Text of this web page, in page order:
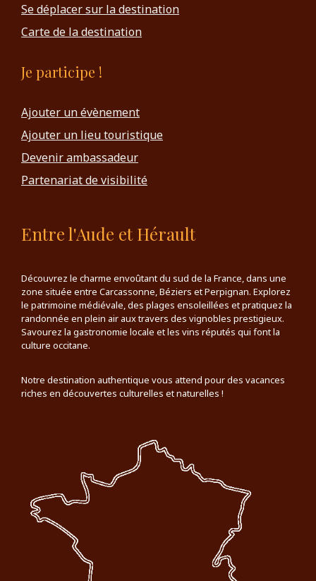
Se déplacer sur la destination
Carte de la destination
Je participe !
Ajouter un évènement
Ajouter un lieu touristique
Devenir ambassadeur
Partenariat de visibilité
Entre l'Aude et Hérault
Découvrez le charme envoûtant du sud de la France, dans une
zone située entre Carcassonne, Béziers et Perpignan. Explorez
le patrimoine médiévale, des plages ensoleillées et pratiquez la
randonnée en plein air aux travers des vignobles prestigieux.
Savourez la gastronomie locale et les vins réputés qui font la
culture occitane.
Notre destination authentique vous attend pour des vacances
riches en découvertes culturelles et naturelles !